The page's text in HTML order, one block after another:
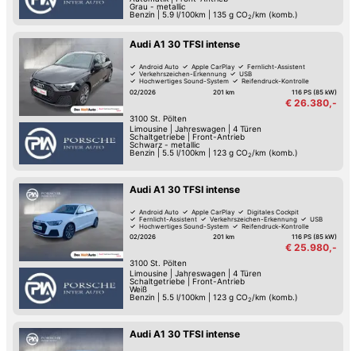
Grau - metallic
Benzin
5.9 l/100km 135 g CO2 /km (komb.)
Audi A1 30 TFSI intense
Android Auto Apple CarPlay
Fernlicht-Assistent
Verkehrszeichen-Erkennung
USB
Hochwertiges Sound-System
Reifendruck-Kontrolle
Müdigkeitserkennung
02/2026 201 km 116 PS (85 kW)
€ 26.380,-
3100 St. Pölten
Limousine| Jahreswagen
4 Türen
Schaltgetriebe| Front-Antrieb
Schwarz - metallic
Benzin
5.5 l/100km 123 g CO2 /km (komb.)
Audi A1 30 TFSI intense
Android Auto Apple CarPlay
Digitales Cockpit
Fernlicht-Assistent
Verkehrszeichen-Erkennung
USB
Hochwertiges Sound-System
Reifendruck-Kontrolle
02/2026
201 km 116 PS (85 kW)
€ 25.980,-
3100 St. Pölten
Limousine| Jahreswagen
4 Türen
Schaltgetriebe| Front-Antrieb
Weiß
Benzin
5.5 l/100km 123 g CO2 /km (komb.)
Audi A1 30 TFSI intense